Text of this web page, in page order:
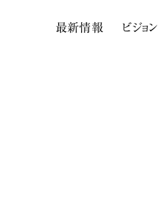
最新情報 ビジョン